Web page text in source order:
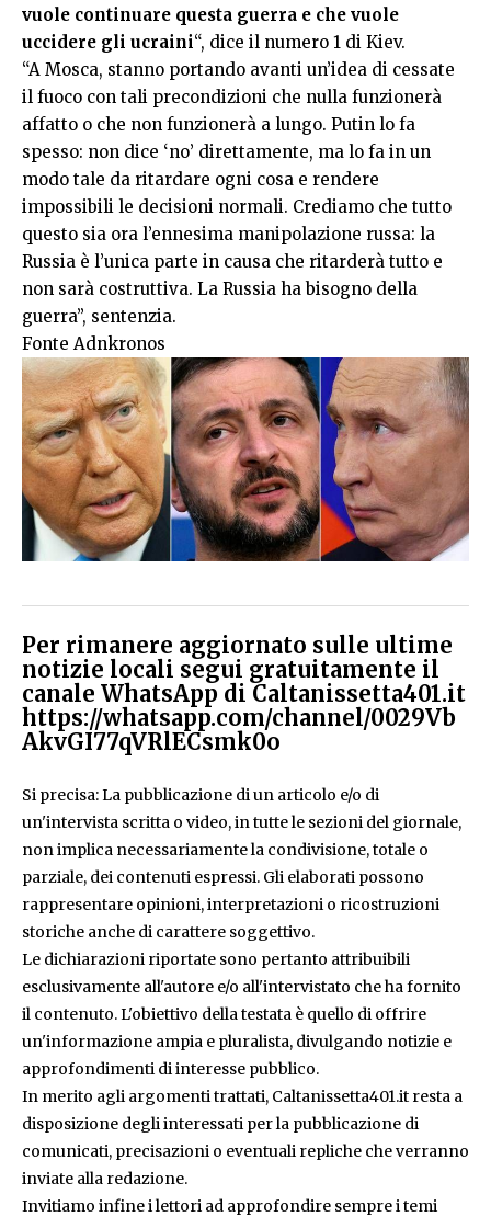
vuole continuare questa guerra e che vuole
uccidere gli ucraini“, dice il numero 1 di Kiev.
“A Mosca, stanno portando avanti un’idea di cessate
il fuoco con tali precondizioni che nulla funzionerà
affatto o che non funzionerà a lungo. Putin lo fa
spesso: non dice ‘no’ direttamente, ma lo fa in un
modo tale da ritardare ogni cosa e rendere
impossibili le decisioni normali. Crediamo che tutto
questo sia ora l’ennesima manipolazione russa: la
Russia è l’unica parte in causa che ritarderà tutto e
non sarà costruttiva. La Russia ha bisogno della
guerra”, sentenzia.
Fonte Adnkronos
Per rimanere aggiornato sulle ultime
notizie locali segui gratuitamente il
canale WhatsApp di Caltanissetta401.it
https://whatsapp.com/channel/0029Vb
AkvGI77qVRlECsmk0o
Si precisa: La pubblicazione di un articolo e/o di
un'intervista scritta o video, in tutte le sezioni del giornale,
non implica necessariamente la condivisione, totale o
parziale, dei contenuti espressi. Gli elaborati possono
rappresentare opinioni, interpretazioni o ricostruzioni
storiche anche di carattere soggettivo.
Le dichiarazioni riportate sono pertanto attribuibili
esclusivamente all'autore e/o all'intervistato che ha fornito
il contenuto. L'obiettivo della testata è quello di offrire
un'informazione ampia e pluralista, divulgando notizie e
approfondimenti di interesse pubblico.
In merito agli argomenti trattati, Caltanissetta401.it resta a
disposizione degli interessati per la pubblicazione di
comunicati, precisazioni o eventuali repliche che verranno
inviate alla redazione.
Invitiamo infine i lettori ad approfondire sempre i temi